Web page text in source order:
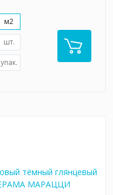
м2
шт.
упак.